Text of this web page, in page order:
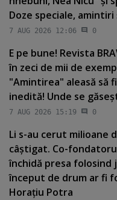
Doze speciale, amintiri
7 AUG 2026 12:06 0
E pe bune! Revista
în zeci de mii de
"Amintirea" aleasă să
inedită! Unde se
7 AUG 2026 15:19 0
Li s-au cerut milioane
câştigat. Co-
închidă presa
început de drum ar fi
Horaţiu Potra